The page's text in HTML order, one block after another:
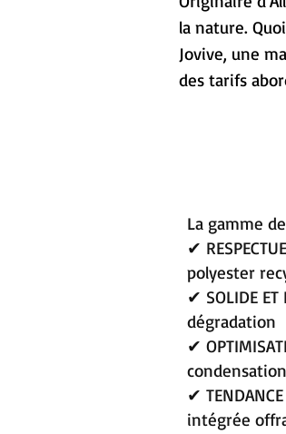
la nature.
Jovive, une
des tarifs
La gamme
✔
polyester
✔ SOLIDE
dégradation
✔
✔
intégrée